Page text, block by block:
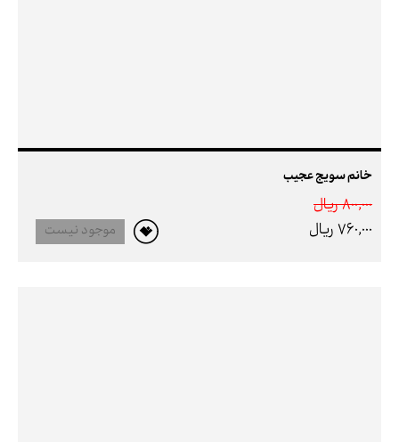
خانم سویج عجیب
800,000 ريال
760,000 ريال
موجود نیست